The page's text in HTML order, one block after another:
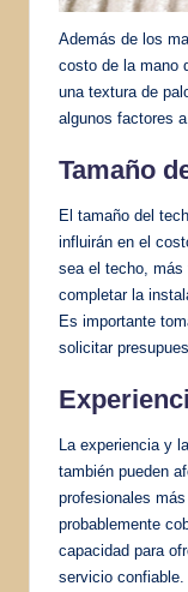
Además de los
costo de la mano
una textura de
algunos factores
Tamaño
El tamaño del
influirán en el
sea el techo, más
completar la
Es importante
solicitar
La experiencia y
también pueden
profesionales
probablemente
capacidad para
servicio confiable.